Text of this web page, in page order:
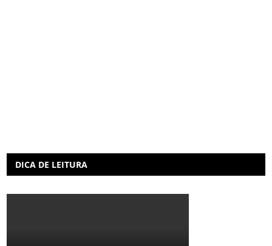
DICA DE LEITURA